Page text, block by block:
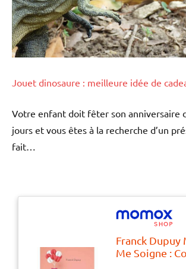
Jouet dinosaure : meilleure idée de
Votre enfant doit fêter son anniversaire
jours et vous êtes à la recherche d’un
fait…
Franck Dupuy
Me Soigne :